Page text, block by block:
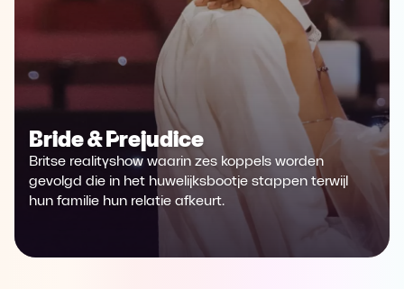
Download
Microsoft Edge Download
Download
Bride & Prejudice
Britse realityshow waarin zes koppels worden
gevolgd die in het huwelijksbootje stappen terwijl
hun familie hun relatie afkeurt.